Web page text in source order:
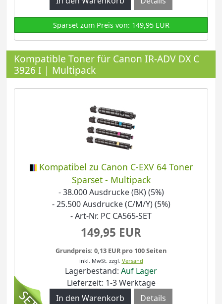
Sparset zum Preis von: 149,95 EUR
Kompatible Toner für Canon IR-ADV DX C
3926 I | Multipack
Kompatibel zu Canon C-EXV 64 Toner
Sparset - Multipack
- 38.000 Ausdrucke (BK) (5%)
- 25.500 Ausdrucke (C/M/Y) (5%)
- Art-Nr. PC CA565-SET
149,95 EUR
Grundpreis: 0,13 EUR pro 100 Seiten
inkl. MwSt. zzgl. Versand
Lagerbestand: Auf Lager
Lieferzeit: 1-3 Werktage
Details